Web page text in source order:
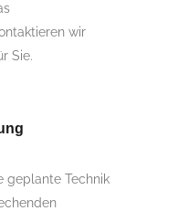
wir
Sie.
geplante Technik